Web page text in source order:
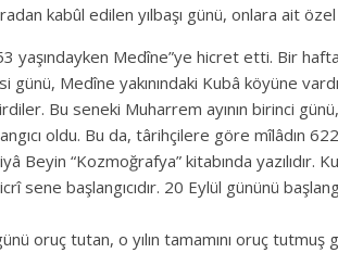
kabûl edilen yılbaşı günü, onlara ait
yaşındayken Medîne”ye hicret etti. Bir
günü, Medîne yakınındaki Kubâ köyüne
Bu seneki Muharrem ayının birinci
oldu. Bu da, târihçilere göre mîlâdın
Beyin “Kozmoğrafya” kitabında yazılıdır.
sene başlangıcıdır. 20 Eylül gününü
oruç tutan, o yılın tamamını oruç tutmuş